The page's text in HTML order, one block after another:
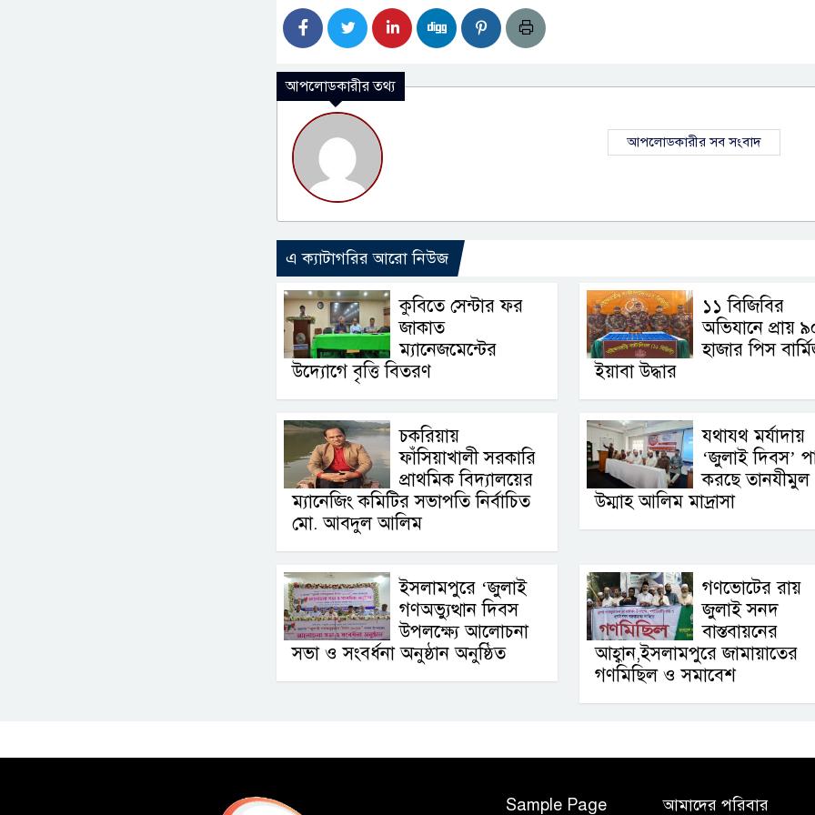
আপলোডকারীর তথ্য
আপলোডকারীর সব সংবাদ
এ ক্যাটাগরির আরো নিউজ
কুবিতে সেন্টার ফর
জাকাত
ম্যানেজমেন্টের
উদ্যোগে বৃত্তি বিতরণ
১১ বিজিবির
অভিযানে প্রায়
হাজার পিস
ইয়াবা উদ্ধার
চকরিয়ায়
ফাঁসিয়াখালী সরকারি
প্রাথমিক বিদ্যালয়ের
ম্যানেজিং কমিটির সভাপতি নির্বাচিত
মো. আবদুল আলিম
যথাযথ মর্যাদায়
‘জুলাই দিবস’
করছে তানযীমুল
উম্মাহ আলিম মাদ্রাসা
ইসলামপুরে ‘জুলাই
গণঅভ্যুত্থান দিবস
উপলক্ষ্যে আলোচনা
সভা ও সংবর্ধনা অনুষ্ঠান অনুষ্ঠিত
গণভোটের রায়
জুলাই সনদ
বাস্তবায়নের
আহ্বান,ইসলামপুরে জামায়াতের
গণমিছিল ও সমাবেশ
Sample Page আমাদের পরিবার